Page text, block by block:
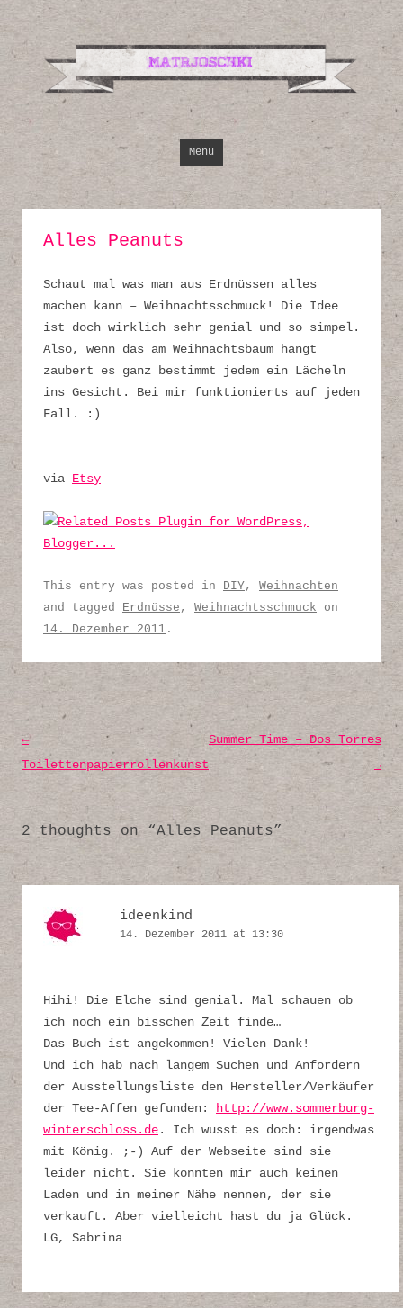
Design,
Menu Skip to content
Alles Peanuts
Schaut mal was man aus Erdnüssen alles
machen kann – Weihnachtsschmuck! Die Idee
ist doch wirklich sehr genial und so simpel.
Also, wenn das am Weihnachtsbaum hängt
zaubert es ganz bestimmt jedem ein Lächeln
ins Gesicht. Bei mir funktionierts auf jeden
Fall. :)
via Etsy
This entry was posted in DIY, Weihnachten
and tagged Erdnüsse , Weihnachtsschmuck on
14. Dezember 2011 .
Post navigation
←
Toilettenpapierrollenkunst
Summer Time – Dos Torres
→
2 thoughts on “Alles Peanuts”
ideenkind
14. Dezember 2011 at 13:30
Hihi! Die Elche sind genial. Mal schauen ob
ich noch ein bisschen Zeit finde…
Das Buch ist angekommen! Vielen Dank!
Und ich hab nach langem Suchen und Anfordern
der Ausstellungsliste den Hersteller/Verkäufer
der Tee-Affen gefunden:
http://www.sommerburg-
winterschloss.de. Ich wusst es doch: irgendwas
mit König. ;-) Auf der Webseite sind sie
leider nicht. Sie konnten mir auch keinen
Laden und in meiner Nähe nennen, der sie
verkauft. Aber vielleicht hast du ja Glück.
LG, Sabrina